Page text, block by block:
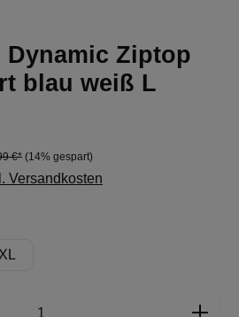
Dynamic Ziptop
blau weiß L
€* (14% gespart)
Versandkosten
nicht verfügbar.)
XL
Gib den gewünschten